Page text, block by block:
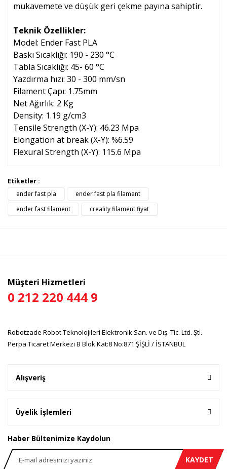
mukavemete ve düşük geri çekme payına sahiptir.
Teknik Özellikler:
Model: Ender Fast PLA
Baskı Sıcaklığı: 190 - 230 °C
Tabla Sıcaklığı: 45- 60 °C
Yazdırma hızı: 30 - 300 mm/sn
Filament Çapı: 1.75mm
Net Ağırlık: 2 Kg
Density: 1.19 g/cm3
Tensile Strength (X-Y): 46.23 Mpa
Elongation at break (X-Y): %6.59
Flexural Strength (X-Y): 115.6 Mpa
Bu ürüne ilk yorumu siz yapın!
Bu ürünün fiyat bilgisi, resim, ürün açıklamalarında ve diğer
konularda yetersiz gördüğünüz noktaları öneri formunu
kullanarak tarafımıza iletebilirsiniz.
Görüş ve önerileriniz için teşekkür ederiz.
Etiketler :
ender fast pla
ender fast pla filament
ender fast filament
creality filament fiyat
Müşteri Hizmetleri
0 212 220 444 9
Robotzade Robot Teknolojileri Elektronik San. ve Dış. Tic. Ltd. Şti.
Perpa Ticaret Merkezi B Blok Kat:8 No:871 ŞİŞLİ / İSTANBUL
Alışveriş
Üyelik İşlemleri
Haber Bültenimize Kaydolun
KAYDET